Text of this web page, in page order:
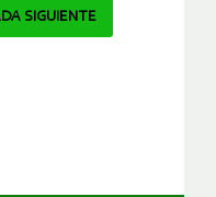
SIGUIENTE